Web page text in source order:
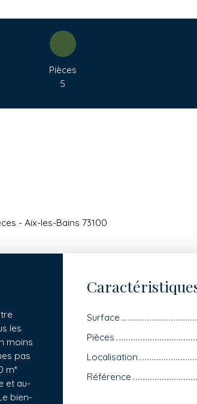
Pièces
5
- Aix-les-Bains 73100
les
moins
pas
m*
et au-
bien-
Surface
Pièces
Localisation
Référence